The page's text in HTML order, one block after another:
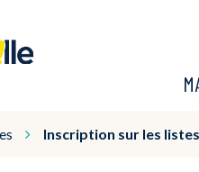
Inscription sur les